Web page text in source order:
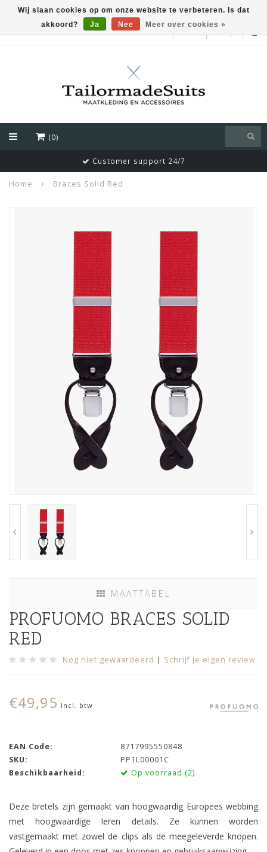
EUR
(0)
Customer support 24/7
Home Braces Solid Red
MAATTABEL
PROFUOMO BRACES SOLID
RED
Nog niet gewaardeerd | Schrijf je eigen review
€49,95 Incl. btw
EAN Code:
8717995550848
SKU:
PP1L00001C
Beschikbaarheid:
Op voorraad (2)
Deze bretels zijn gemaakt van hoogwaardig Europees webbing
met hoogwaardige leren details. Ze kunnen worden
vastgemaakt met zowel de clips als de meegeleverde knopen.
Wij slaan cookies op om onze website te verbeteren. Is dat
akkoord?
Ja Nee Meer over cookies »